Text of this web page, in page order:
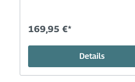
Schuhe
Sandalen+Zehensteg
169,95 €*
Details